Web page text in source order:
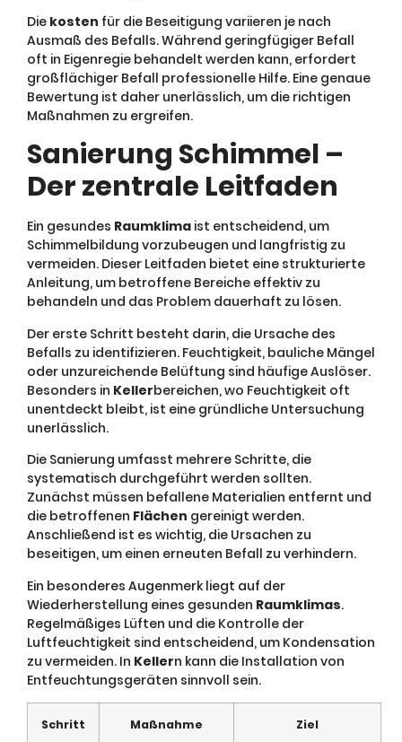
Die kosten für die Beseitigung variieren je nach
Ausmaß des Befalls. Während geringfügiger Befall
oft in Eigenregie behandelt werden kann, erfordert
großflächiger Befall professionelle Hilfe. Eine genaue
Bewertung ist daher unerlässlich, um die richtigen
Maßnahmen zu ergreifen.
Sanierung Schimmel –
Der zentrale Leitfaden
Ein gesundes Raumklima ist entscheidend, um
Schimmelbildung vorzubeugen und langfristig zu
vermeiden. Dieser Leitfaden bietet eine strukturierte
Anleitung, um betroffene Bereiche effektiv zu
behandeln und das Problem dauerhaft zu lösen.
Der erste Schritt besteht darin, die Ursache des
Befalls zu identifizieren. Feuchtigkeit, bauliche Mängel
oder unzureichende Belüftung sind häufige Auslöser.
Besonders in Kellerbereichen, wo Feuchtigkeit oft
unentdeckt bleibt, ist eine gründliche Untersuchung
unerlässlich.
Die Sanierung umfasst mehrere Schritte, die
systematisch durchgeführt werden sollten.
Zunächst müssen befallene Materialien entfernt und
die betroffenen Flächen gereinigt werden.
Anschließend ist es wichtig, die Ursachen zu
beseitigen, um einen erneuten Befall zu verhindern.
Ein besonderes Augenmerk liegt auf der
Wiederherstellung eines gesunden Raumklimas.
Regelmäßiges Lüften und die Kontrolle der
Luftfeuchtigkeit sind entscheidend, um Kondensation
zu vermeiden. In Kellern kann die Installation von
Entfeuchtungsgeräten sinnvoll sein.
Schritt Maßnahme Ziel